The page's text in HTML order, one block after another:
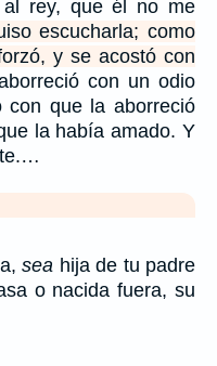
rey, que él no me
escucharla; como
y se acostó con
con un odio
con que la aborreció
la había amado. Y
sea hija de tu padre
o nacida fuera, su